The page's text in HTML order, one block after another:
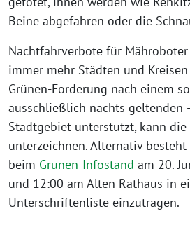
Beine abgefahren oder die
Nachtfahrverbote für
immer mehr Städten und
Grünen-Forderung nach einem
ausschließlich nachts geltenden
Stadtgebiet unterstützt, kann
unterzeichnen. Alternativ
beim Grünen-Infostand am 20.
und 12:00 am Alten Rathaus in
Unterschriftenliste einzutragen.